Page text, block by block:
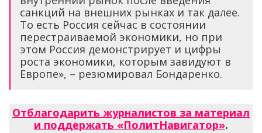
санкций на внешних рынках и так далее.
То есть Россия сейчас в состоянии
перестраиваемой экономики, но при
этом Россия демонстрирует и цифры
роста экономики, которым завидуют в
Европе», – резюмировал Бондаренко.
Отблагодарить журналистов за материал
и поддержать «ПолитНавигатор».